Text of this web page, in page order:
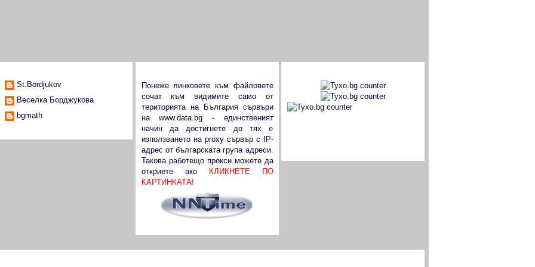
St.Bordjukov
Веселка Борджукова
bgmath
Понеже линковете към файловете
сочат към видимите само от
територията на България сървъри
наwww.data.bg - единственият
начин да достигнете до тях е
използването на proxy сървър с IP-
адрес от българската група адреси.
Такова работещо прокси можете да
откриете ако
КЛИКНЕТЕ ПО
КАРТИНКАТА!